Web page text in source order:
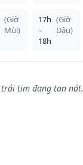
(Giờ
Mùi)
17h
–
18h
(Giờ
Dậu)
tim đang tan nát.